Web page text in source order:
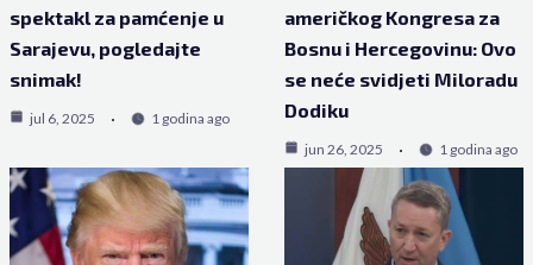
spektakl za pamćenje u
Sarajevu, pogledajte
snimak!
jul 6, 2025 1 godina ago
američkog Kongresa za
Bosnu i Hercegovinu: Ovo
se neće svidjeti Miloradu
Dodiku
jun 26, 2025 1 godina ago